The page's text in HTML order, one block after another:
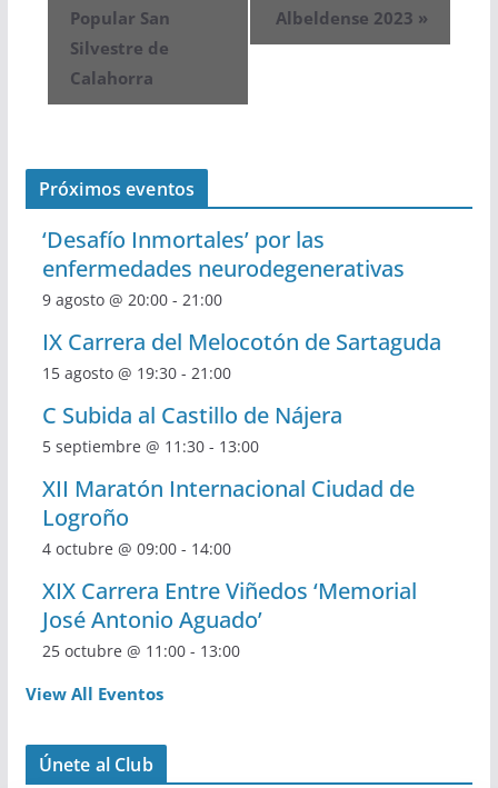
Popular San
Silvestre de
Calahorra
Albeldense 2023 »
Próximos eventos
‘Desafío Inmortales’ por las
enfermedades neurodegenerativas
9 agosto @ 20:00- 21:00
IX Carrera del Melocotón de Sartaguda
15 agosto @ 19:30- 21:00
C Subida al Castillo de Nájera
5 septiembre @ 11:30- 13:00
XII Maratón Internacional Ciudad de
Logroño
4 octubre @ 09:00- 14:00
XIX Carrera Entre Viñedos ‘Memorial
José Antonio Aguado’
25 octubre @ 11:00- 13:00
View All Eventos
Únete al Club